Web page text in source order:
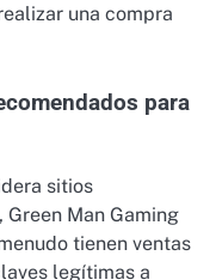
una compra
para
sitios
Man Gaming
tienen ventas
legítimas a